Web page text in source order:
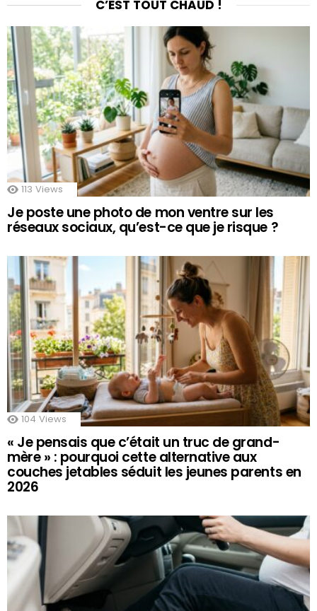
C’EST TOUT CHAUD !
113 Views
Je poste une photo de mon ventre sur les
réseaux sociaux, qu’est-ce que je risque ?
104 Views
« Je pensais que c’était un truc de grand-
mère » : pourquoi cette alternative aux
couches jetables séduit les jeunes parents en
2026